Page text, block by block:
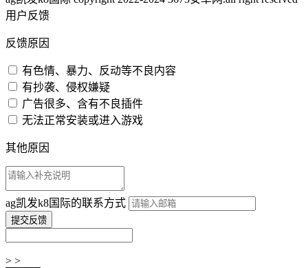
用户反馈
反馈原因
有色情、暴力、反动等不良内容
有抄袭、侵权嫌疑
广告很多、含有不良插件
无法正常安装或进入游戏
其他原因
ag凯发k8国际的联系方式
> >